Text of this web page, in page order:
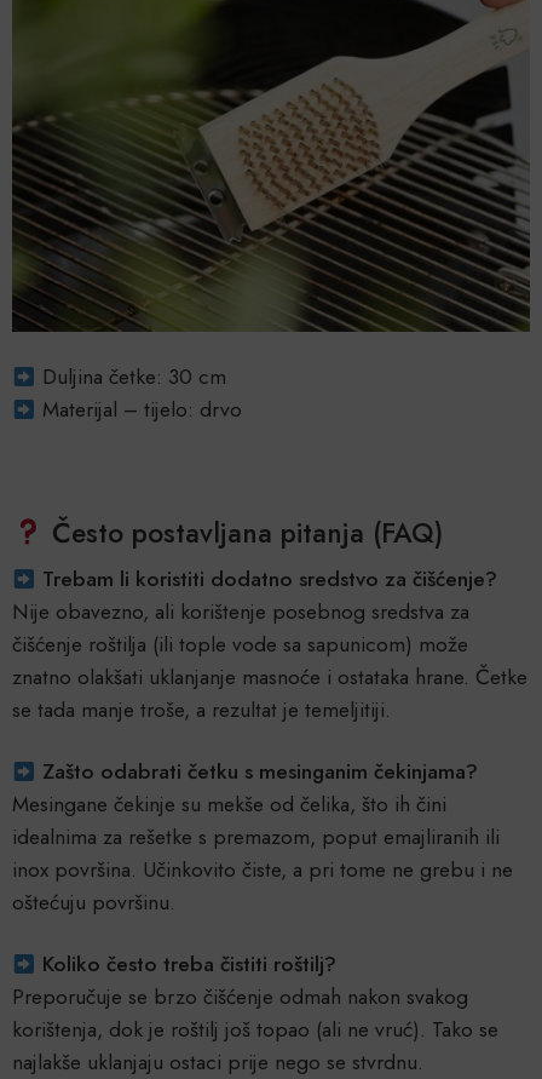
Duljina četke: 30 cm
Materijal – tijelo: drvo
Često postavljana pitanja (FAQ)
Trebam li koristiti dodatno sredstvo za čišćenje?
Nije obavezno, ali korištenje posebnog sredstva za
čišćenje roštilja (ili tople vode sa sapunicom) može
znatno olakšati uklanjanje masnoće i ostataka hrane. Četke
se tada manje troše, a rezultat je temeljitiji.
Zašto odabrati četku s mesinganim čekinjama?
Mesingane čekinje su mekše od čelika, što ih čini
idealnima za rešetke s premazom, poput emajliranih ili
inox površina. Učinkovito čiste, a pri tome ne grebu i ne
oštećuju površinu.
Koliko često treba čistiti roštilj?
Preporučuje se brzo čišćenje odmah nakon svakog
korištenja, dok je roštilj još topao (ali ne vruć). Tako se
najlakše uklanjaju ostaci prije nego se stvrdnu.